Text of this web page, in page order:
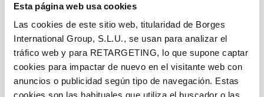
Esta página web usa cookies
Las cookies de este sitio web, titularidad de Borges
International Group, S.L.U., se usan para analizar el
tráfico web y para RETARGETING, lo que supone captar
cookies para impactar de nuevo en el visitante web con
anuncios o publicidad según tipo de navegación. Estas
Beguda de nou i arròs
Afegir a la cistella